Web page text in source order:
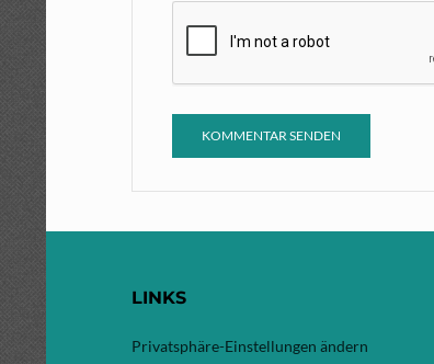
LINKS
Privatsphäre-Einstellungen ändern